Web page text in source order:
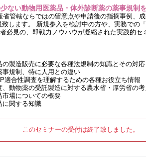
ない動物用医薬品・体外診断薬の薬事規制
管轄ならではの留意点や申請後の指摘事例、
します。 新規参入を検討中の方や、実務での
必見の、即戦力ノウハウが凝縮された実践的セ
製造販売に必要な各種法規制の知識とその対応
規制、特に人用との違い
適合性調査を理解するための各種お役立ち情報
動物薬の受託製造に対する農水省・厚労省の考
市場についての概要
に関する知識
このセミナーの受付は終了致しました。